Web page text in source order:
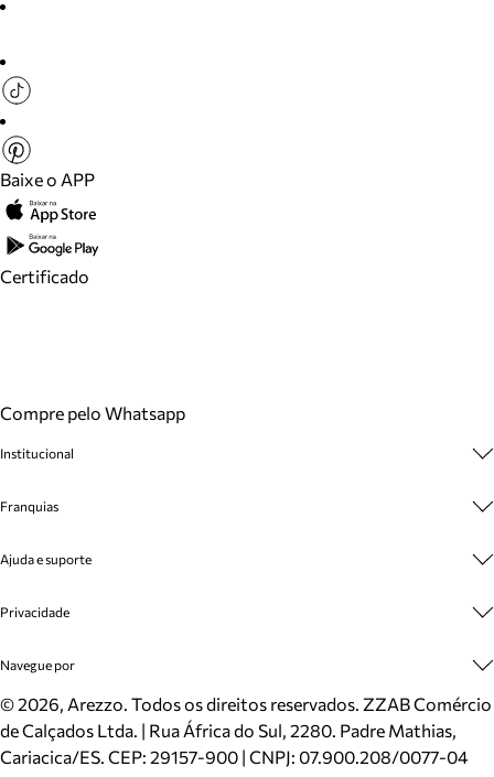
Baixe o APP
Certificado
Compre pelo Whatsapp
Institucional
Cashback
Venda Corporativa
Mapa do Site
Inverno
Mundo Arezzo
Franquias
Plano de Negócio
Ajuda e suporte
Cadastro
Meus Pedidos
Trocas e Devoluções
Cartão Presente
Localizador de lojas
Privacidade
Politica e Privacidade
Navegue por
Sapatos
Bolsas
Scarpins
©2026, Arezzo. Todos os direitos reservados. ZZAB Comércio
de Calçados Ltda. | Rua África do Sul, 2280. Padre Mathias,
Cariacica/ES. CEP: 29157-900 | CNPJ: 07.900.208/0077-04